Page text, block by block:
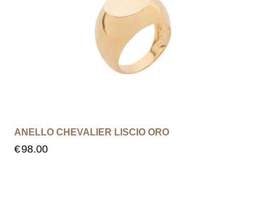
ANELLO CHEVALIER LISCIO ORO
€98.00